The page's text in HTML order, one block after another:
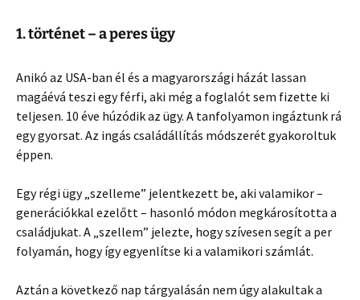
1. történet – a peres ügy
Anikó az USA-ban él és a magyarországi házát lassan
magáévá teszi egy férfi, aki még a foglalót sem fizette ki
teljesen. 10 éve húzódik az ügy. A tanfolyamon ingáztunk rá
egy gyorsat. Az ingás családállítás módszerét gyakoroltuk
éppen.
Egy régi ügy „szelleme” jelentkezett be, aki valamikor –
generációkkal ezelőtt – hasonló módon megkárosította a
családjukat. A „szellem” jelezte, hogy szívesen segít a per
folyamán, hogy így egyenlítse ki a valamikori számlát.
Aztán a következő nap tárgyalásán nem úgy alakultak a